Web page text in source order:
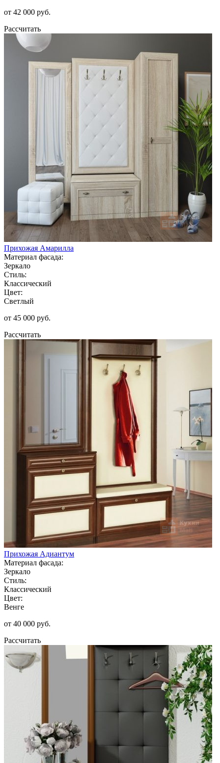
от 42 000 руб.
Рассчитать
Прихожая Амарилла
Материал фасада:
Зеркало
Стиль:
Классический
Цвет:
Светлый
от 45 000 руб.
Рассчитать
Прихожая Адиантум
Материал фасада:
Зеркало
Стиль:
Классический
Цвет:
Венге
от 40 000 руб.
Рассчитать